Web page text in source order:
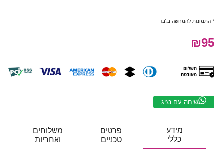
* התמונות להמחשה בלבד
₪95
שיחה עם נציג
מידע
כללי
פרטים
טכניים
משלוחים
ואחריות